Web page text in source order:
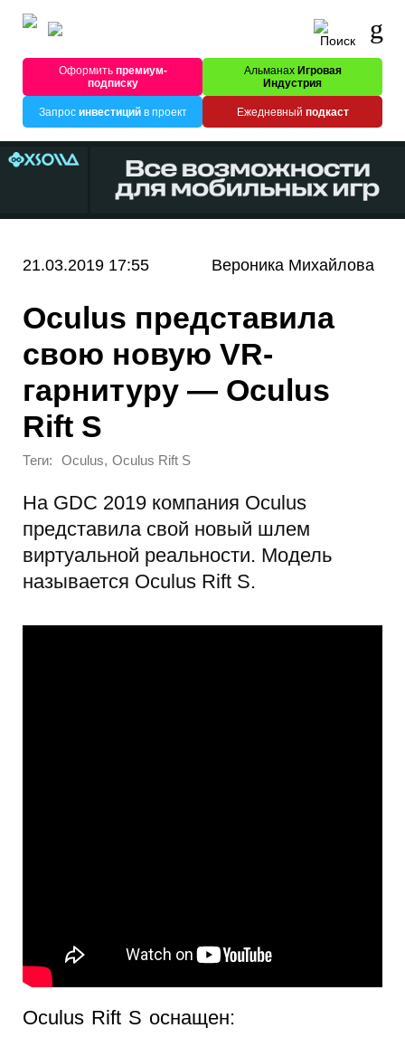
Оформитьпремиум-
подписку
Альманах Игровая
Индустрия
Запрос инвестицийв проект Ежедневный подкаст
21.03.2019 17:55 Вероника Михайлова
Oculus представила
свою новую VR-
гарнитуру — Oculus
Rift S
Теги: Oculus, Oculus Rift S
На GDC 2019 компания Oculus
представила свой новый шлем
виртуальной реальности. Модель
называется Oculus Rift S.
Oculus Rift S оснащен: